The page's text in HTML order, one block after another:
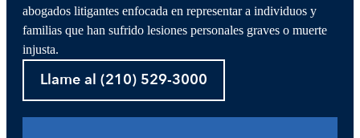
abogados litigantes enfocada en representar a individuos y
familias que han sufrido lesiones personales graves o muerte
injusta.
Llame al (210) 529-3000